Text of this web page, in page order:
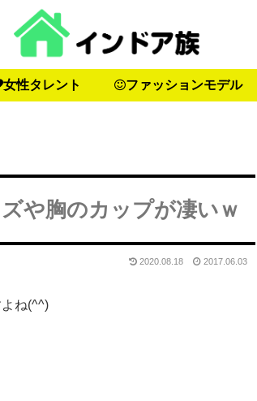
女性タレント ファッションモデル
や胸のカップが凄いｗ
2020.08.18 2017.06.03
ね(^^)